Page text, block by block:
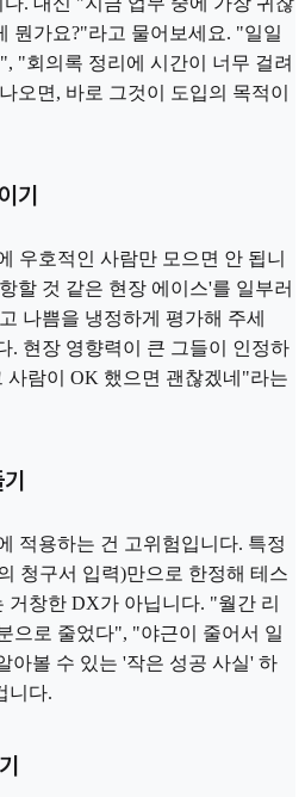
뭔가요?"라고 물어보세요. "일일
"회의록 정리에 시간이 너무 걸려
오면, 바로 그것이 도입의 목적이
기
우호적인 사람만 모으면 안 됩니
할 것 같은 현장 에이스'를 일부러
나쁨을 냉정하게 평가해 주세
. 현장 영향력이 큰 그들이 인정하
사람이 OK 했으면 괜찮겠네"라는
적용하는 건 고위험입니다. 특정
청구서 입력)만으로 한정해 테스
거창한 DX가 아닙니다. "월간 리
으로 줄었다", "야근이 줄어서 일
아볼 수 있는 '작은 성공 사실' 하
니다.